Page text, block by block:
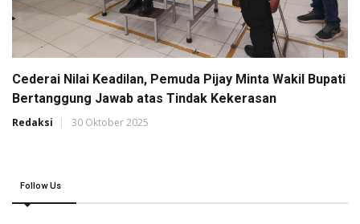
Cederai Nilai Keadilan, Pemuda Pijay Minta Wakil Bupati
Bertanggung Jawab atas Tindak Kekerasan
Redaksi 30 Oktober 2025
Follow Us